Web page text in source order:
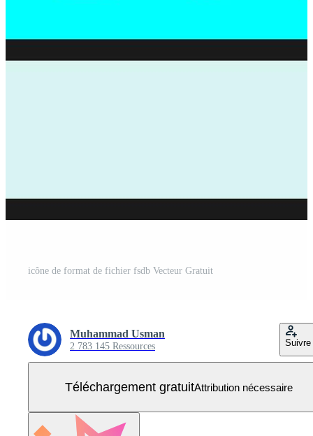
icône de format de fichier fsdb Vecteur Gratuit
Muhammad Usman
2 783 145 Ressources Suivre
Téléchargement gratuitAttribution nécessaire